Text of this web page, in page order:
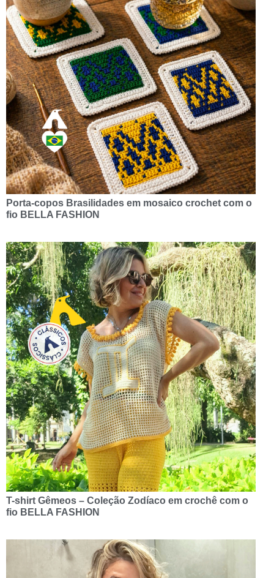
Porta-copos Brasilidades em mosaico crochet com o
fio BELLA FASHION
T-shirt Gêmeos – Coleção Zodíaco em crochê com o
fio BELLA FASHION